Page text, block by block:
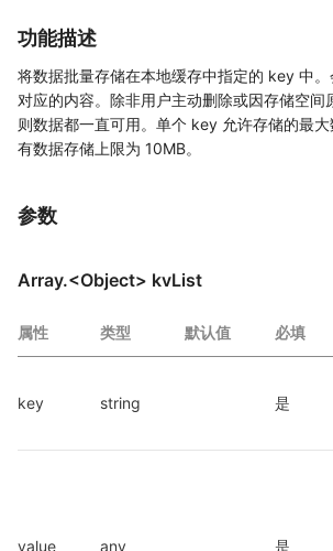
功能描述
将数据批量存储在本地缓存中指定的 key 中
对应的内容。除非用户主动删除或因存储空间
则数据都一直可用。单个 key 允许存储的最
有数据存储上限为 10MB。
参数
Array.<Object> kvList
属性 类型 默认值 必填
key string 是
value any 是